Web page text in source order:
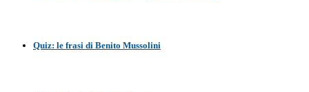
Quiz: le frasi di Benito Mussolini